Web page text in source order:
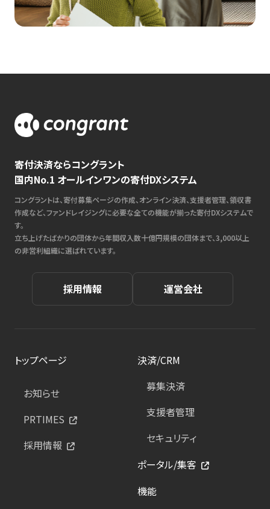
寄付決済ならコングラント
国内No.1 オールインワンの寄付DXシステム
コングラントは、寄付募集ページの作成、オンライン決済、支援者管理、領収書
作成など、ファンドレイジングに必要な全ての機能が揃った寄付DXシステムで
す。
立ち上げたばかりの団体から年間収入数十億円規模の団体まで、3,000以上
の非営利組織に選ばれています。
採用情報 運営会社
トップページ
お知らせ
PRTIMES
採用情報
決済/CRM
募集決済
支援者管理
セキュリティ
ポータル/集客
機能